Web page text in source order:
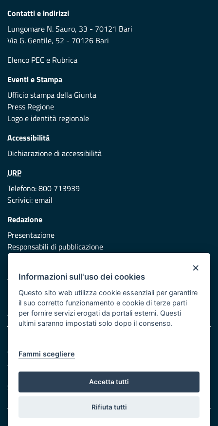
Contatti e indirizzi
Lungomare N. Sauro, 33 - 70121 Bari
Via G. Gentile, 52 - 70126 Bari
Elenco PEC e Rubrica
Eventi e Stampa
Ufficio stampa della Giunta
Press Regione
Logo e identità regionale
Accessibilità
Dichiarazione di accessibilità
URP
Telefono: 800 713939
Scrivici:email
Redazione
Presentazione
Responsabili di pubblicazione
Vai al sito di Protezione Civile Puglia
Iniziativa finanziata con risorse del POR Puglia 2014/2020 -
Asse XI
Cookie e privacy
Atti di notifica
Feed RSS
Servizi Intranet
×
Informazioni sull'uso dei cookies
Questo sito web utilizza cookie essenziali per garantire
il suo corretto funzionamento e cookie di terze parti
per fornire servizi erogati da portali esterni. Questi
ultimi saranno impostati solo dopo il consenso.
Fammi scegliere
Accetta tutti
Rifiuta tutti